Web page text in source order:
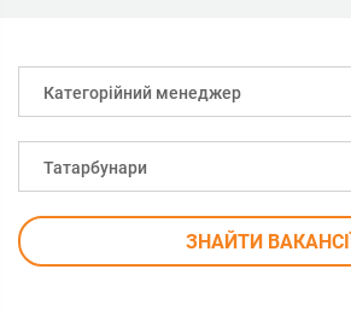
Категорійний менеджер
Татарбунари
ЗНАЙТИ